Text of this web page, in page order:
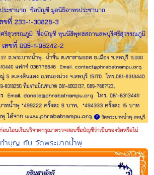
ทำบุญ กับ วัดพระบาทน้ำพุ